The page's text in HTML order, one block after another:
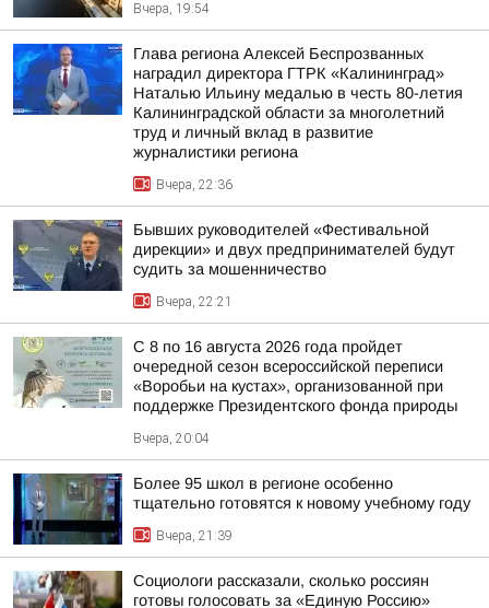
Вчера, 19:54
Глава региона Алексей Беспрозванных
наградил директора ГТРК «Калининград»
Наталью Ильину медалью в честь 80-летия
Калининградской области за многолетний
труд и личный вклад в развитие
журналистики региона
Вчера, 22:36
Бывших руководителей «Фестивальной
дирекции» и двух предпринимателей будут
судить за мошенничество
Вчера, 22:21
С 8 по 16 августа 2026 года пройдет
очередной сезон всероссийской переписи
«Воробьи на кустах», организованной при
поддержке Президентского фонда природы
Вчера, 20:04
Более 95 школ в регионе особенно
тщательно готовятся к новому учебному году
Вчера, 21:39
Социологи рассказали, сколько россиян
готовы голосовать за «Единую Россию»